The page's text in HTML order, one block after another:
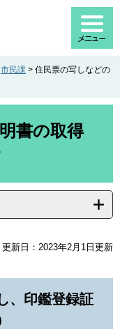
市民課 > 住民票の写しなどの
書の取得
更新日：2023年2月1日更新
、印鑑登録証